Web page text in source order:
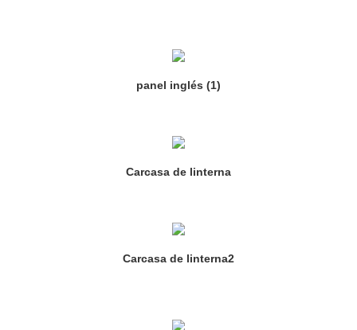
panel inglés (1)
Carcasa de linterna
Carcasa de linterna2